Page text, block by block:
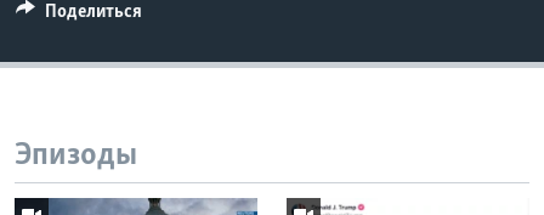
Поделиться
Эпизоды